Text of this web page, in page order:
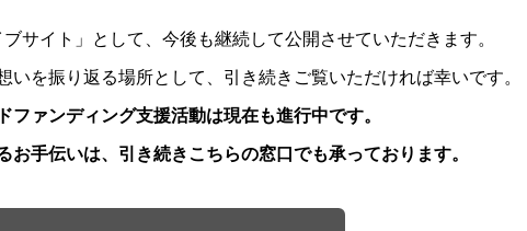
舞う予定です🍎🍐🍓
まだジャムを食べたことはない」といった方も
い想いをぜひ聞きに来てください✨
サイト」として、今後も継続して公開させていただきます。
いを振り返る場所として、引き続きご覧いただければ幸いです。
ファンディング支援活動は現在も進行中です。
お手伝いは、引き続きこちらの窓口でも承っております。